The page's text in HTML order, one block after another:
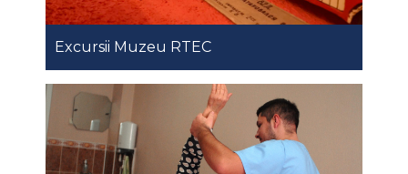
Excursii Muzeu RTEC